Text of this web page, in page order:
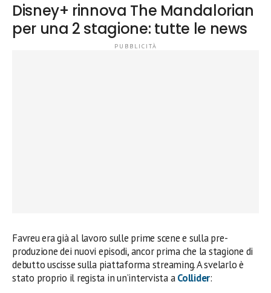
Disney+ rinnova The Mandalorian
per una 2 stagione: tutte le news
Favreu era già al lavoro sulle prime scene e sulla pre-
produzione dei nuovi episodi, ancor prima che la stagione di
debutto uscisse sulla piattaforma streaming. A svelarlo è
stato proprio il regista in un’intervista aCollider: